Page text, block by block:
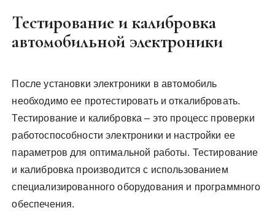
Тестирование и калибровка
автомобильной электроники
После установки электроники в автомобиль
необходимо ее протестировать и откалибровать.
Тестирование и калибровка – это процесс проверки
работоспособности электроники и настройки ее
параметров для оптимальной работы. Тестирование
и калибровка производится с использованием
специализированного оборудования и программного
обеспечения.